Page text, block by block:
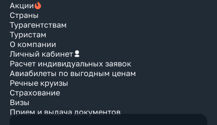
Акции
Страны
Турагентствам
Туристам
О компании
Личный кабинет
Расчет индивидуальных заявок
Авиабилеты по выгодным ценам
Речные круизы
Страхование
Визы
Прием и выдача документов